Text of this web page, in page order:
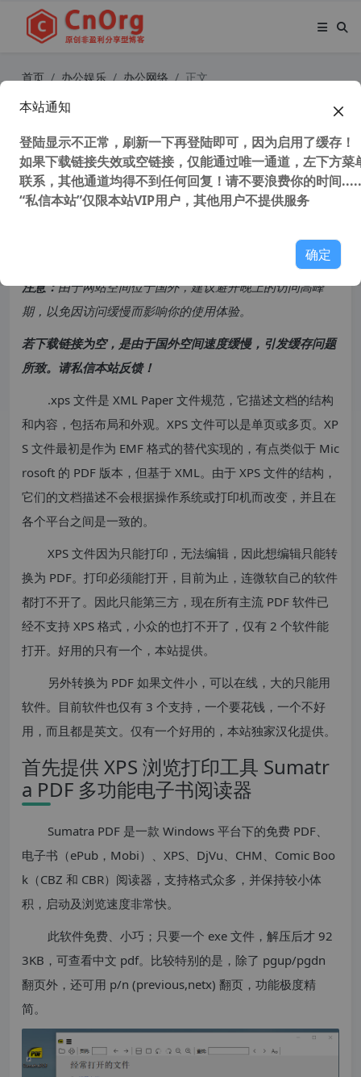
首页 办公娱乐 办公网络 正文
独家汉化 XPS转PDF工具 和 XPS阅读
器 全网唯一 XPS只能浏览不能编辑
151,868 次浏览次阅读
注意：由于网站空间位于国外，建议避开晚上的访问高峰
期，以免因访问缓慢而影响你的使用体验。
若下载链接为空，是由于国外空间速度缓慢，引发缓存问题
所致。请私信本站反馈！
.xps 文件是 XML Paper 文件规范，它描述文档的结构
和内容，包括布局和外观。XPS 文件可以是单页或多页。XP
S 文件最初是作为 EMF 格式的替代实现的，有点类似于 Mic
rosoft 的 PDF 版本，但基于 XML。由于 XPS 文件的结构，
它们的文档描述不会根据操作系统或打印机而改变，并且在
各个平台之间是一致的。
XPS 文件因为只能打印，无法编辑，因此想编辑只能转
换为 PDF。打印必须能打开，目前为止，连微软自己的软件
都打不开了。因此只能第三方，现在所有主流 PDF 软件已
经不支持 XPS 格式，小众的也打不开了，仅有 2 个软件能
打开。好用的只有一个，本站提供。
另外转换为 PDF 如果文件小，可以在线，大的只能用
软件。目前软件也仅有 3 个支持，一个要花钱，一个不好
用，而且都是英文。仅有一个好用的，本站独家汉化提供。
首先提供 XPS 浏览打印工具 Sumatr
a PDF 多功能电子书阅读器
Sumatra PDF 是一款 Windows 平台下的免费 PDF、
电子书（ePub，Mobi）、XPS、DjVu、CHM、Comic Boo
k（CBZ 和 CBR）阅读器，支持格式众多，并保持较小体
积，启动及浏览速度非常快。
此软件免费、小巧；只要一个 exe 文件，解压后才 92
3KB，可查看中文 pdf。比较特别的是，除了 pgup/pgdn
翻页外，还可用 p/n (previous,netx) 翻页，功能极度精
简。
本站通知
登陆显示不正常，刷新一下再登陆即可，因为启用了缓存！
如果下载链接失效或空链接，仅能通过唯一通道，左下方菜
联系，其他通道均得不到任何回复！请不要浪费你的时间
“私信本站”仅限本站VIP用户，其他用户不提供服务
确定